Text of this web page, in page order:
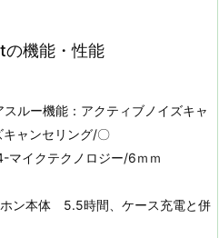
機能・性能
ルー機能：アクティブノイズキャ
キャンセリング/〇
マイクテクノロジー/6ｍｍ
ン本体 5.5時間、ケース充電と併